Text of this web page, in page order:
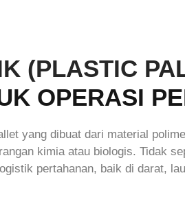
(PLASTIC
OPERASI
yang dibuat dari material
kimia atau biologis. Tidak
pertahanan, baik di darat,